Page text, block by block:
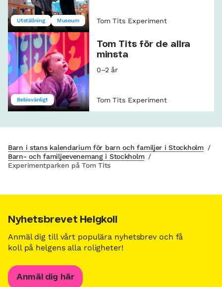
Utställning Museum Tom Tits Experiment
Bebisvänligt
Tom Tits för de allra
minsta
0–2 år
Tom Tits Experiment
Barn i stans kalendarium för barn och familjer i Stockholm /
Barn- och familjeevenemang i Stockholm /
Experimentparken på Tom Tits
Nyhetsbrevet Helgkoll
Anmäl dig till vårt populära nyhetsbrev och få
koll på helgens alla roligheter!
Anmäl dig här